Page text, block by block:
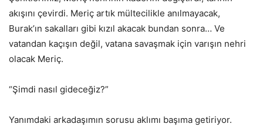
akışını çevirdi. Meriç artık mültecilikle anılmayacak,
Burak’ın sakalları gibi kızıl akacak bundan sonra… Ve
vatandan kaçışın değil, vatana savaşmak için varışın nehri
olacak Meriç.
“Şimdi nasıl gideceğiz?”
Yanımdaki arkadaşımın sorusu aklımı başıma getiriyor.